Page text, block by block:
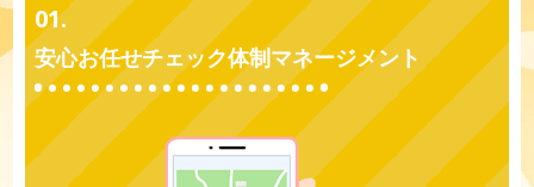
01.
安心お任せチェック体制マネージメント